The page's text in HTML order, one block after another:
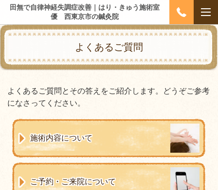
田無で自律神経失調症改善｜はり・きゅう施術室
優 西東京市の鍼灸院
よくあるご質問
よくあるご質問とその答えをご紹介します。どうぞご参考
になさってください。
施術内容について
ご予約・ご来院について